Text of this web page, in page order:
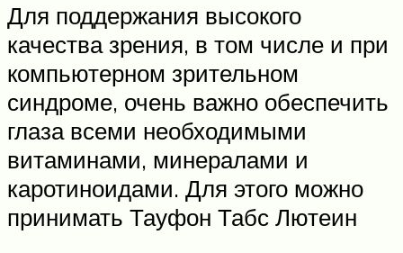
Для поддержания высокого
качества зрения, в том числе и при
компьютерном зрительном
синдроме, очень важно обеспечить
глаза всеми необходимыми
витаминами, минералами и
каротиноидами. Для этого можно
принимать Тауфон Табс Лютеин